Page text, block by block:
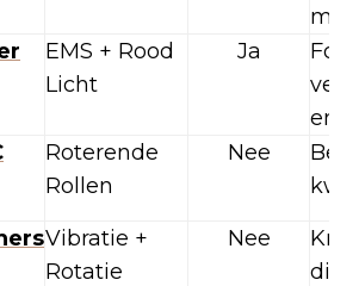
EMS + Rood
Licht
Ja
en
Roterende
Rollen
Nee
Vibratie +
Rotatie
Nee